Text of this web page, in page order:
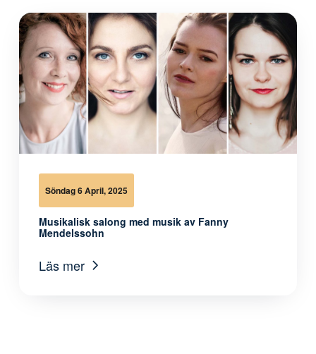
Söndag 6 April, 2025
Musikalisk salong med musik av Fanny
Mendelssohn
Läs mer